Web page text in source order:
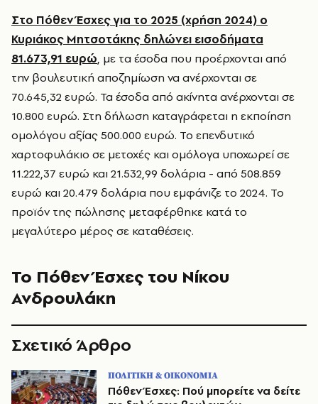
Στο Πόθεν Έσχες για το 2025 (χρήση 2024) ο
Κυριάκος Μητσοτάκης δηλώνει εισοδήματα
81.673,91 ευρώ, με τα έσοδα που προέρχονται από
την βουλευτική αποζημίωση να ανέρχονται σε
70.645,32 ευρώ. Τα έσοδα από ακίνητα ανέρχονται σε
10.800 ευρώ. Στη δήλωση καταγράφεται η εκποίηση
ομολόγου αξίας 500.000 ευρώ. Το επενδυτικό
χαρτοφυλάκιο σε μετοχές και ομόλογα υποχωρεί σε
11.222,37 ευρώ και 21.532,99 δολάρια - από 508.859
ευρώ και 20.479 δολάρια που εμφάνιζε το 2024. Το
προϊόν της πώλησης μεταφέρθηκε κατά το
μεγαλύτερο μέρος σε καταθέσεις.
Το Πόθεν Έσχες του Νίκου
Ανδρουλάκη
Σχετικό Άρθρο
ΠΟΛΙΤΙΚΗ & ΟΙΚΟΝΟΜΙΑ
Πόθεν Έσχες: Πού μπορείτε να δείτε